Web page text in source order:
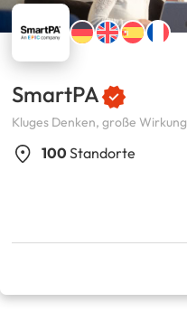
SmartPA
Kluges Denken, große Wirkung
100 Standorte